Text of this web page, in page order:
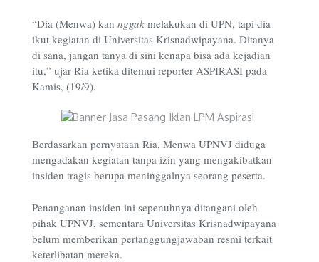
“Dia (Menwa) kan nggak melakukan di UPN, tapi dia
ikut kegiatan di Universitas Krisnadwipayana. Ditanya
di sana, jangan tanya di sini kenapa bisa ada kejadian
itu,” ujar Ria ketika ditemui reporter ASPIRASI pada
Kamis, (19/9).
Berdasarkan pernyataan Ria, Menwa UPNVJ diduga
mengadakan kegiatan tanpa izin yang mengakibatkan
insiden tragis berupa meninggalnya seorang peserta.
Penanganan insiden ini sepenuhnya ditangani oleh
pihak UPNVJ, sementara Universitas Krisnadwipayana
belum memberikan pertanggungjawaban resmi terkait
keterlibatan mereka.